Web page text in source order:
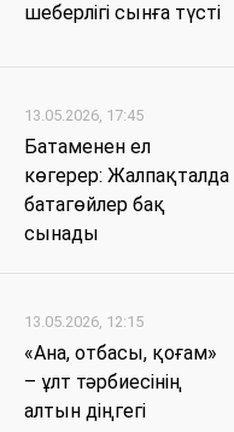
шеберлігі сынға түсті
13.05.2026, 17:45
Батаменен ел
көгерер: Жалпақталда
батагөйлер бақ
сынады
13.05.2026, 12:15
«Ана, отбасы, қоғам»
– ұлт тәрбиесінің
алтын діңгегі